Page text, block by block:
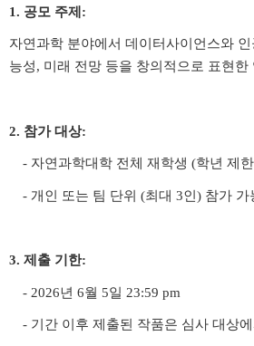
1. 공모 주제:
자연과학 분야에서 데이터사이언스와
능성, 미래 전망 등을 창의적으로 표현한
2. 참가 대상:
- 자연과학대학 전체 재학생 (학년 제
- 개인 또는 팀 단위 (최대 3인) 참가 가
3. 제출 기한:
- 2026년 6월 5일 23:59 pm
- 기간 이후 제출된 작품은 심사 대상